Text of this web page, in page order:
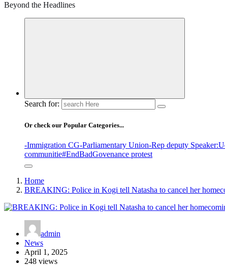
Beyond the Headlines
Search for:
Or check our Popular Categories...
-Immigration CG-Parliamentary Union-Rep deputy Speaker
communitie#EndBadGovenance protest
Home
BREAKING: Police in Kogi tell Natasha to cancel her
admin
News
April 1, 2025
248 views